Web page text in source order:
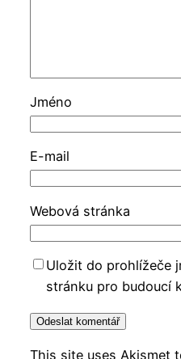
Jméno
E-mail
Webová stránka
Uložit do prohlížeče
stránku pro budoucí
This site uses Akismet